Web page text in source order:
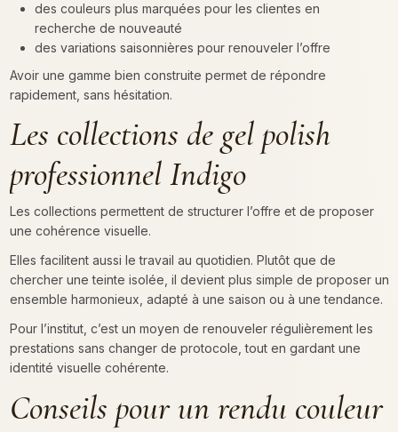
des couleurs plus marquées pour les clientes en
recherche de nouveauté
des variations saisonnières pour renouveler l’offre
Avoir une gamme bien construite permet de répondre
rapidement, sans hésitation.
Les collections de gel polish
professionnel Indigo
Les collections permettent de structurer l’offre et de proposer
une cohérence visuelle.
Elles facilitent aussi le travail au quotidien. Plutôt que de
chercher une teinte isolée, il devient plus simple de proposer un
ensemble harmonieux, adapté à une saison ou à une tendance.
Pour l’institut, c’est un moyen de renouveler régulièrement les
prestations sans changer de protocole, tout en gardant une
identité visuelle cohérente.
Conseils pour un rendu couleur